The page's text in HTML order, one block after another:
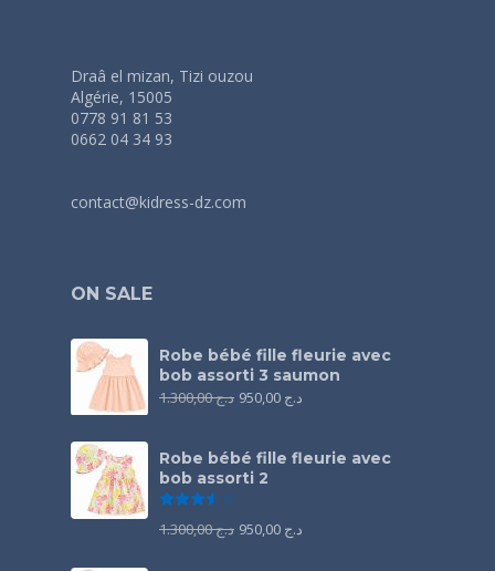
Draâ el mizan, Tizi ouzou
Algérie, 15005
0778 91 81 53
0662 04 34 93
contact@kidress-dz.com
ON SALE
Robe bébé fille fleurie avec
bob assorti 3 saumon
د.ج1.300,00 د.ج
Robe bébé fille fleurie avec
bob assorti 2
د.ج1.300,00 د.ج